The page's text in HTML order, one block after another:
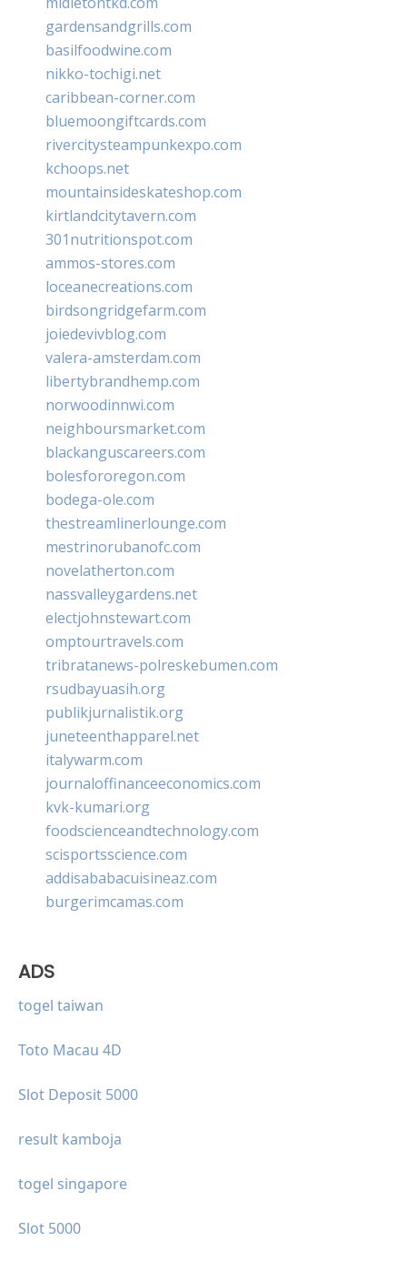
gardensandgrills.com
basilfoodwine.com
nikko-tochigi.net
caribbean-corner.com
bluemoongiftcards.com
rivercitysteampunkexpo.com
kchoops.net
mountainsideskateshop.com
kirtlandcitytavern.com
301nutritionspot.com
ammos-stores.com
loceanecreations.com
birdsongridgefarm.com
joiedevivblog.com
valera-amsterdam.com
libertybrandhemp.com
norwoodinnwi.com
neighboursmarket.com
blackanguscareers.com
bolesfororegon.com
bodega-ole.com
thestreamlinerlounge.com
mestrinorubanofc.com
novelatherton.com
nassvalleygardens.net
electjohnstewart.com
omptourtravels.com
tribratanews-polreskebumen.com
rsudbayuasih.org
publikjurnalistik.org
juneteenthapparel.net
italywarm.com
journaloffinanceeconomics.com
kvk-kumari.org
foodscienceandtechnology.com
scisportsscience.com
addisababacuisineaz.com
burgerimcamas.com
ADS
togel taiwan
Toto Macau 4D
Slot Deposit 5000
result kamboja
togel singapore
Slot 5000